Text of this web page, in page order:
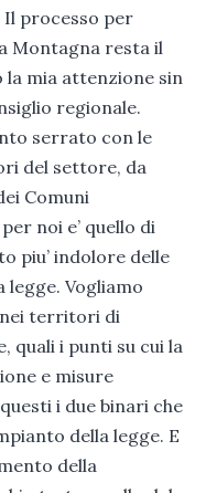
Il processo per
Montagna resta il
la mia attenzione sin
regionale.
serrato con le
del settore, da
Comuni
noi e’ quello di
piu’ indolore delle
legge. Vogliamo
nei territori di
quali i punti su cui la
e misure
i due binari che
della legge. E
della